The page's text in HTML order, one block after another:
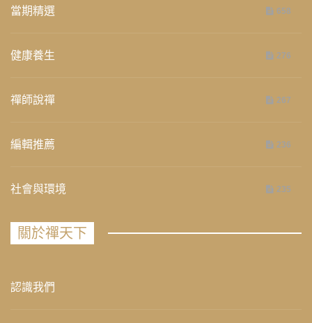
當期精選 658
健康養生 276
禪師說禪 267
編輯推薦 236
社會與環境 235
關於禪天下
認識我們